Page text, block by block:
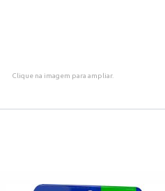
Clique na imagem para ampliar.